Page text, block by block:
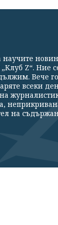
Z“. Ние
Вече
всеки
на